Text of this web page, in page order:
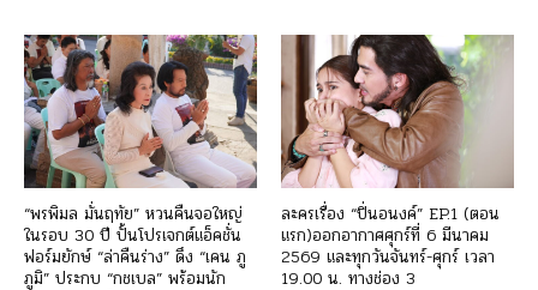
“พรพิมล มั่นฤทัย” หวนคืนจอใหญ่
ในรอบ 30 ปี ปั้นโปรเจกต์แอ็คชั่น
ฟอร์มยักษ์ “ล่าคืนร่าง” ดึง “เคน ภู
ภูมิ” ประกบ “กชเบล” พร้อมนัก
ละครเรื่อง “ปิ่นอนงค์” EP.1 (ตอน
แรก)ออกอากาศศุกร์ที่ 6 มีนาคม
2569 และทุกวันจันทร์-ศุกร์ เวลา
19.00 น. ทางช่อง 3